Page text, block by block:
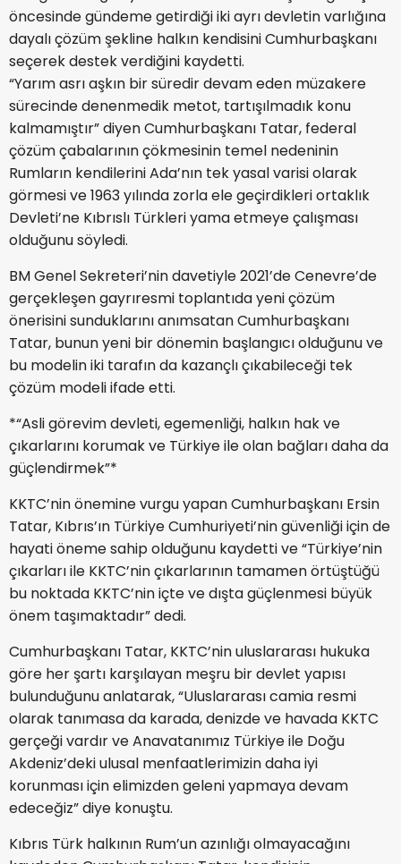
öncesinde gündeme getirdiği iki ayrı devletin varlığına
dayalı çözüm şekline halkın kendisini Cumhurbaşkanı
seçerek destek verdiğini kaydetti.
“Yarım asrı aşkın bir süredir devam eden müzakere
sürecinde denenmedik metot, tartışılmadık konu
kalmamıştır” diyen Cumhurbaşkanı Tatar, federal
çözüm çabalarının çökmesinin temel nedeninin
Rumların kendilerini Ada’nın tek yasal varisi olarak
görmesi ve 1963 yılında zorla ele geçirdikleri ortaklık
Devleti’ne Kıbrıslı Türkleri yama etmeye çalışması
olduğunu söyledi.
BM Genel Sekreteri’nin davetiyle 2021’de Cenevre’de
gerçekleşen gayrıresmi toplantıda yeni çözüm
önerisini sunduklarını anımsatan Cumhurbaşkanı
Tatar, bunun yeni bir dönemin başlangıcı olduğunu ve
bu modelin iki tarafın da kazançlı çıkabileceği tek
çözüm modeli ifade etti.
*“Asli görevim devleti, egemenliği, halkın hak ve
çıkarlarını korumak ve Türkiye ile olan bağları daha da
güçlendirmek”*
KKTC’nin önemine vurgu yapan Cumhurbaşkanı Ersin
Tatar, Kıbrıs’ın Türkiye Cumhuriyeti’nin güvenliği için de
hayati öneme sahip olduğunu kaydetti ve “Türkiye’nin
çıkarları ile KKTC’nin çıkarlarının tamamen örtüştüğü
bu noktada KKTC’nin içte ve dışta güçlenmesi büyük
önem taşımaktadır” dedi.
Cumhurbaşkanı Tatar, KKTC’nin uluslararası hukuka
göre her şartı karşılayan meşru bir devlet yapısı
bulunduğunu anlatarak, “Uluslararası camia resmi
olarak tanımasa da karada, denizde ve havada KKTC
gerçeği vardır ve Anavatanımız Türkiye ile Doğu
Akdeniz’deki ulusal menfaatlerimizin daha iyi
korunması için elimizden geleni yapmaya devam
edeceğiz” diye konuştu.
Kıbrıs Türk halkının Rum’un azınlığı olmayacağını